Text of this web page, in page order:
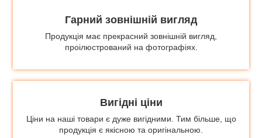
Гарний зовнішній вигляд
Продукція має прекрасний зовнішній вигляд,
проілюстрований на фотографіях.
Вигідні ціни
Ціни на наші товари є дуже вигідними. Тим більше, що
продукція є якісною та оригінальною.